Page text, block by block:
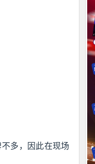
多，因此在现场